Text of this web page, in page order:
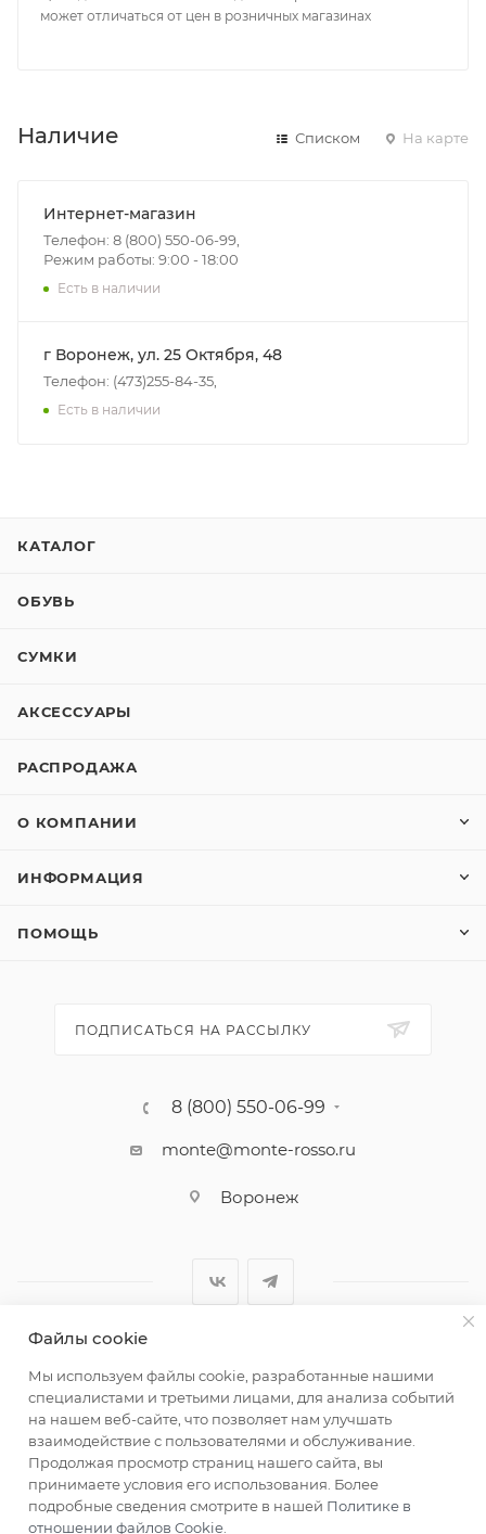
может отличаться от цен в розничных магазинах
Наличие Списком На карте
Интернет-магазин
Телефон: 8 (800) 550-06-99,
Режим работы: 9:00 - 18:00
Есть в наличии
г Воронеж, ул. 25 Октября, 48
Телефон: (473)255-84-35,
Есть в наличии
КАТАЛОГ
ОБУВЬ
СУМКИ
АКСЕССУАРЫ
РАСПРОДАЖА
О КОМПАНИИ
ИНФОРМАЦИЯ
ПОМОЩЬ
ПОДПИСАТЬСЯ НА РАССЫЛКУ
8 (800) 550-06-99
monte@monte-rosso.ru
Воронеж
женщин
Файлы cookie
Мы используем файлы cookie, разработанные нашими
специалистами и третьими лицами, для анализа событий
на нашем веб-сайте, что позволяет нам улучшать
взаимодействие с пользователями и обслуживание.
Продолжая просмотр страниц нашего сайта, вы
принимаете условия его использования. Более
подробные сведения смотрите в нашей Политике в
отношении файлов Cookie